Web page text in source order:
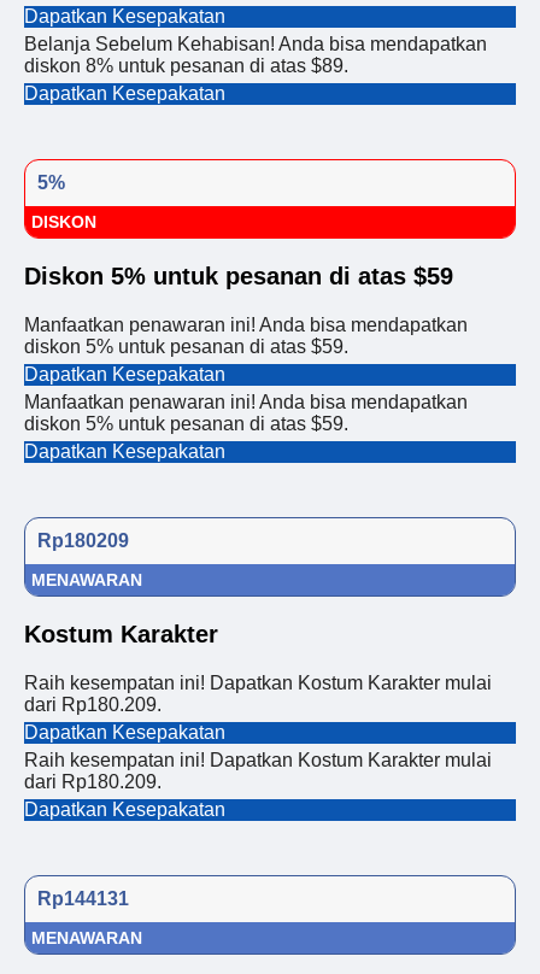
Dapatkan Kesepakatan
Belanja Sebelum Kehabisan! Anda bisa mendapatkan
diskon 8% untuk pesanan di atas $89.
Dapatkan Kesepakatan
5%
DISKON
Diskon 5% untuk pesanan di atas $59
Manfaatkan penawaran ini! Anda bisa mendapatkan
diskon 5% untuk pesanan di atas $59.
Dapatkan Kesepakatan
Manfaatkan penawaran ini! Anda bisa mendapatkan
diskon 5% untuk pesanan di atas $59.
Dapatkan Kesepakatan
Rp180209
MENAWARAN
Kostum Karakter
Raih kesempatan ini! Dapatkan Kostum Karakter mulai
dari Rp180.209.
Dapatkan Kesepakatan
Raih kesempatan ini! Dapatkan Kostum Karakter mulai
dari Rp180.209.
Dapatkan Kesepakatan
Rp144131
MENAWARAN